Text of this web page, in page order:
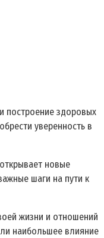
построение здоровых
уверенность в
новые
шаги на пути к
жизни и отношений
наибольшее влияние